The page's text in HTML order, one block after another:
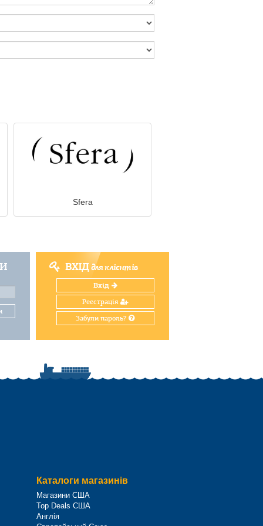
Sfera
ВХІДдля клієнтів
Вхід
Реєстрація
Забули пароль?
Каталоги магазинів
Магазини США
Top Deals США
Англія